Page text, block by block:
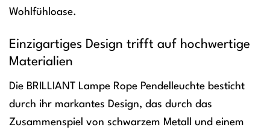
Wohlfühloase.
Einzigartiges Design trifft auf hochwertige
Materialien
Die BRILLIANT Lampe Rope Pendelleuchte besticht
durch ihr markantes Design, das durch das
Zusammenspiel von schwarzem Metall und einem